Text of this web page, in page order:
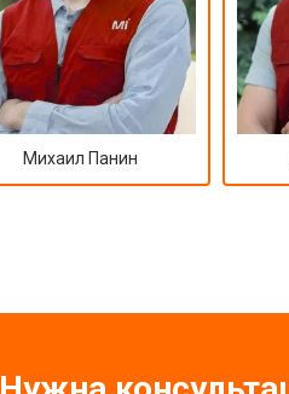
Михаил Панин